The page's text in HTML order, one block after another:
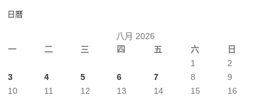
日曆
八月 2026
一
二 三 四 五 六 日
1
2
3
4 5 6 7 8
9
10
11 12 13 14 15
16